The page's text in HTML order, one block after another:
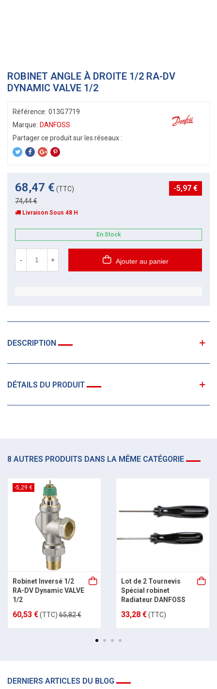
ROBINET ANGLE À DROITE 1/2 RA-DV
DYNAMIC VALVE 1/2
Référence: 013G7719
Marque: DANFOSS
68,47 € (TTC)
74,44 €
-5,97 €
Livraison Sous 48 H
En Stock
- + Ajouter au panier
DESCRIPTION
DÉTAILS DU PRODUIT
8 AUTRES PRODUITS DANS LA MÊME CATÉGORIE
-5,29 €
Robinet Inversé 1/2
RA-DV Dynamic VALVE
1/2
60,53 €(TTC) 65,82 €
Lot de 2 Tournevis
Spécial robinet
Radiateur DANFOSS
33,28 €(TTC)
DERNIERS ARTICLES DU BLOG